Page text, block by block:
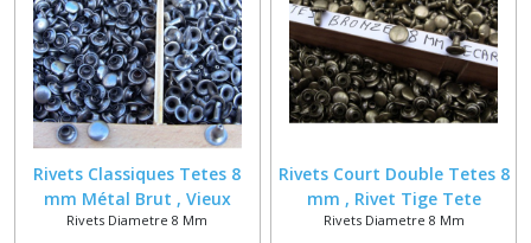
Rivets Classiques Tetes 8
mm Métal Brut , Vieux
laiton , Argenté ou Vieux
Rivets Diametre 8 Mm
Rivets Court Double Tetes 8
mm , Rivet Tige Tete
Argent , Doré ou Canon
Rivets Diametre 8 Mm